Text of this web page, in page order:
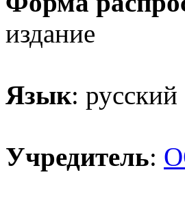
издание
Язык: русский
Учредитель: